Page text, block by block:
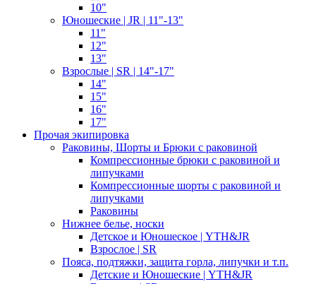
10"
Юношеские | JR | 11"-13"
11"
12"
13"
Взрослые | SR | 14"-17"
14"
15"
16"
17"
Прочая экипировка
Раковины, Шорты и Брюки с раковиной
Компрессионные брюки с раковиной и
липучками
Компрессионные шорты с раковиной и
липучками
Раковины
Нижнее белье, носки
Детское и Юношеское | YTH&JR
Взрослое | SR
Пояса, подтяжки, защита горла, липучки и т.п.
Детские и Юношеские | YTH&JR